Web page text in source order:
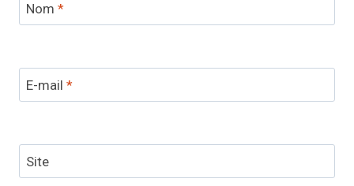
Nom *
E-mail *
Site